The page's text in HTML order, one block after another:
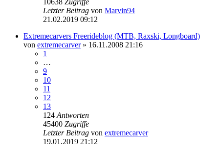
Letzter Beitrag von Marvin94
21.02.2019 09:12
Extremecarvers Freerideblog (MTB, Raxski, Longboard)
von extremecarver» 16.11.2008 21:16
1
…
9
10
11
12
13
124 Antworten
45400 Zugriffe
Letzter Beitrag von extremecarver
19.01.2019 21:12